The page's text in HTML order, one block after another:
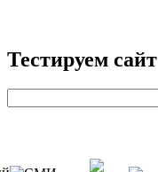
Тестируем сайт